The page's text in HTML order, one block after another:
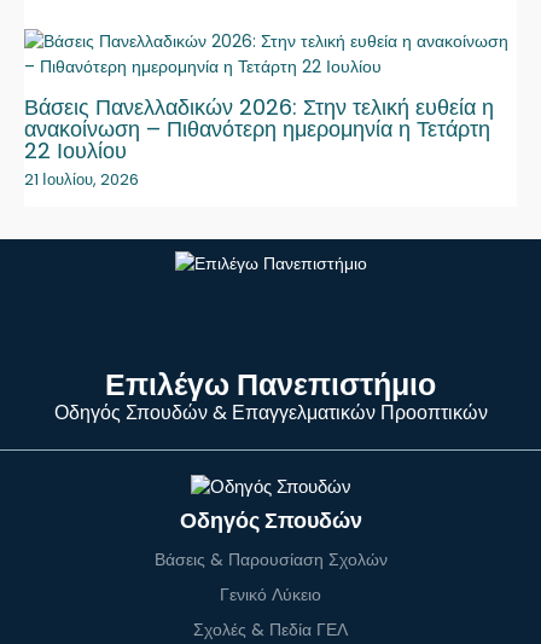
Βάσεις Πανελλαδικών 2026: Στην τελική ευθεία η
ανακοίνωση – Πιθανότερη ημερομηνία η Τετάρτη
22 Ιουλίου
21 Ιουλίου, 2026
Επιλέγω Πανεπιστήμιο
Οδηγός Σπουδών & Επαγγελματικών Προοπτικών
Οδηγός Σπουδών
Βάσεις & Παρουσίαση Σχολών
Γενικό Λύκειο
Σχολές & Πεδία ΓΕΛ